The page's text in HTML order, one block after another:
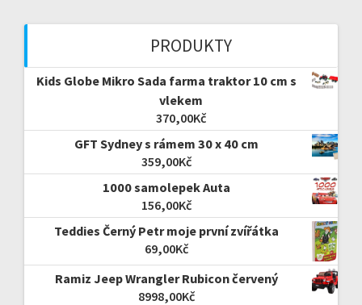
PRODUKTY
Kids Globe Mikro Sada farma traktor 10 cm s
vlekem
370,00Kč
GFT Sydney s rámem 30 x 40 cm
359,00Kč
1000 samolepek Auta
156,00Kč
Teddies Černý Petr moje první zvířátka
69,00Kč
Ramiz Jeep Wrangler Rubicon červený
8998,00Kč